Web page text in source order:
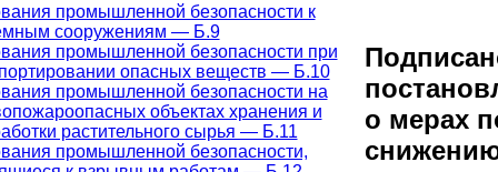
промышленной безопасности к
сооружениям — Б.9
промышленной безопасности при
опасных веществ — Б.10
промышленной безопасности на
объектах хранения и
растительного сырья — Б.11
промышленной безопасности,
о мерах